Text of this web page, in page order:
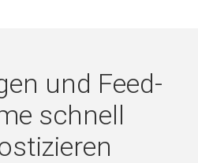
und Feed-
schnell